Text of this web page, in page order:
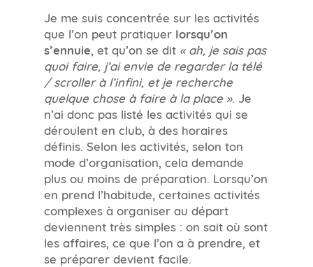
Je me suis concentrée sur les activités
que l’on peut pratiquer lorsqu’on
s’ennuie , et qu’on se dit « ah, je sais pas
quoi faire, j’ai envie de regarder la télé
/ scroller à l’infini, et je recherche
quelque chose à faire à la place ». Je
n’ai donc pas listé les activités qui se
déroulent en club, à des horaires
définis. Selon les activités, selon ton
mode d’organisation, cela demande
plus ou moins de préparation. Lorsqu’on
en prend l’habitude, certaines activités
complexes à organiser au départ
deviennent très simples : on sait où sont
les affaires, ce que l’on a à prendre, et
se préparer devient facile.